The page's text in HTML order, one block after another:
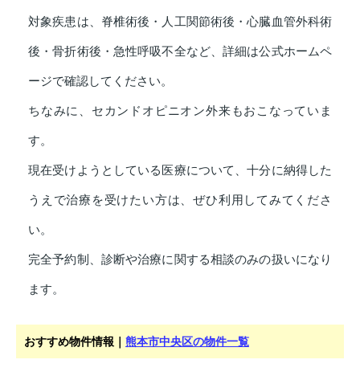
対象疾患は、脊椎術後・人工関節術後・心臓血管外科術
後・骨折術後・急性呼吸不全など、詳細は公式ホームペ
ージで確認してください。
ちなみに、セカンドオピニオン外来もおこなっていま
す。
現在受けようとしている医療について、十分に納得した
うえで治療を受けたい方は、ぜひ利用してみてくださ
い。
完全予約制、診断や治療に関する相談のみの扱いになり
ます。
おすすめ物件情報｜ 熊本市中央区の物件一覧